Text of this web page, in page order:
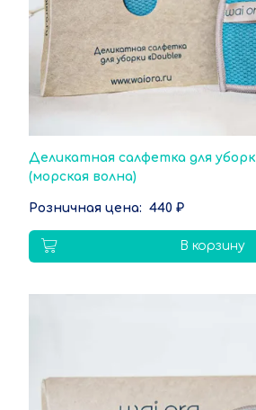
Деликатная салфетка для
(морская волна)
440 ₽
В корзину